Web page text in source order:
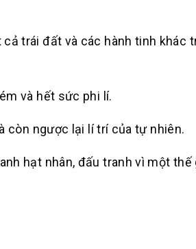
trái đất và các hành tinh khác
và hết sức phi lí.
còn ngược lại lí trí của tự nhiên.
hạt nhân, đấu tranh vì một thế